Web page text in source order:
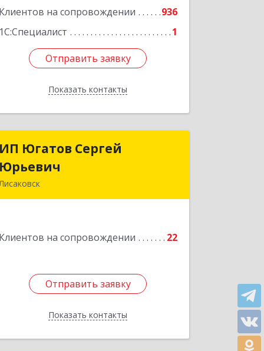
Клиентов на сопровождении
936
1С:Специалист
1
Отправить заявку
Показать контакты
Отправить заявку
Назад
ИП Югатов Сергей
Юрьевич
Клиентов на сопровождении 22
Отправить заявку
Показать контакты
ИП Югатов Сергей
Подробнее
Отправить заявку
Назад